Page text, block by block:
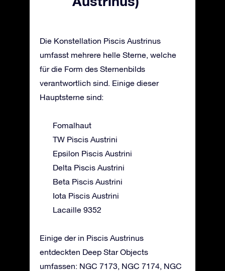
Die Konstellation Piscis Austrinus
umfasst mehrere helle Sterne, welche
für die Form des Sternenbilds
verantwortlich sind. Einige dieser
Hauptsterne sind:
Fomalhaut
TW Piscis Austrini
Epsilon Piscis Austrini
Delta Piscis Austrini
Beta Piscis Austrini
Iota Piscis Austrini
Lacaille 9352
Einige der in Piscis Austrinus
entdeckten Deep Star Objects
umfassen: NGC 7173, NGC 7174, NGC